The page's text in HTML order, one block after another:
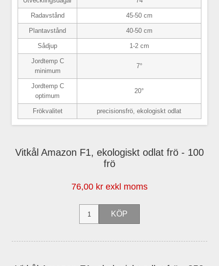
Radavstånd 45-50 cm
Plantavstånd 40-50 cm
Sådjup 1-2 cm
Jordtemp C
minimum
7°
Jordtemp C
optimum
20°
Frökvalitet precisionsfrö, ekologiskt odlat
Vitkål Amazon F1, ekologiskt odlat frö - 100
frö
76,00 kr exkl moms